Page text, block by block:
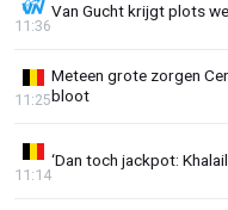
Van Gucht krijgt plots
11:36
Meteen grote zorgen
bloot
11:25
‘Dan toch jackpot:
11:14